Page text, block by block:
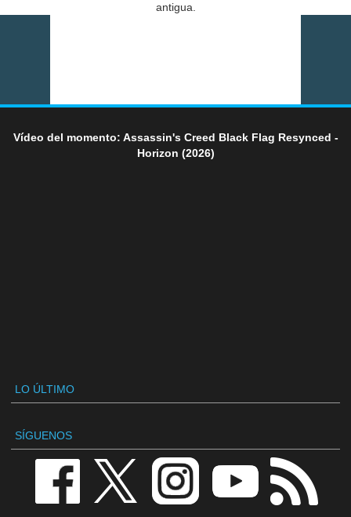
antigua.
Vídeo del momento: Assassin's Creed Black Flag Resynced -
Horizon (2026)
LO ÚLTIMO
SÍGUENOS